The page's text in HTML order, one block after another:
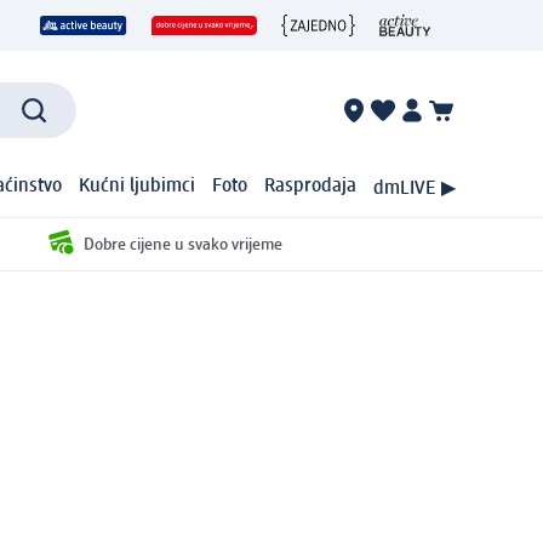
Kućni ljubimci Foto Rasprodaja dmLIVE ▶
Dobre cijene u svako vrijeme